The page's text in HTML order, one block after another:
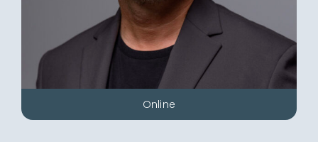
Online